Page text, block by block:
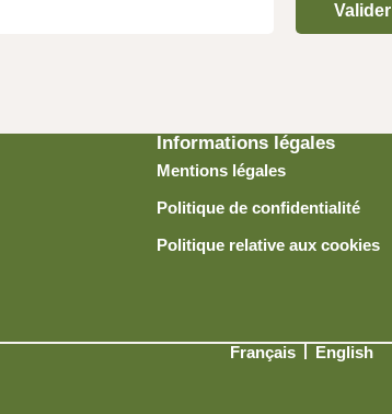
Valider
Informations légales
Mentions légales
Politique de confidentialité
Politique relative aux cookies
Français English